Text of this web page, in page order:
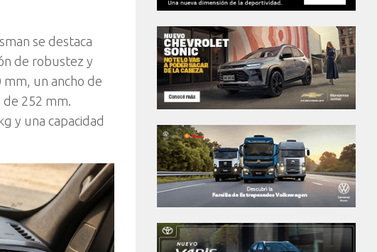
se destaca
de robustez y
mm, un ancho de
252 mm.
y una capacidad